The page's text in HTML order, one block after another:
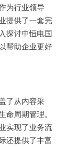
为行业领导
提供了一套完
探讨中恒电国
帮助企业更好
了从内容采
周期管理。
实现了业务流
还提供了丰富